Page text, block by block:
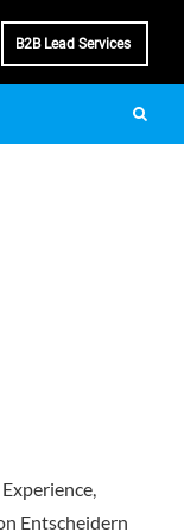
B2B Lead Services
IT &
Entscheidern